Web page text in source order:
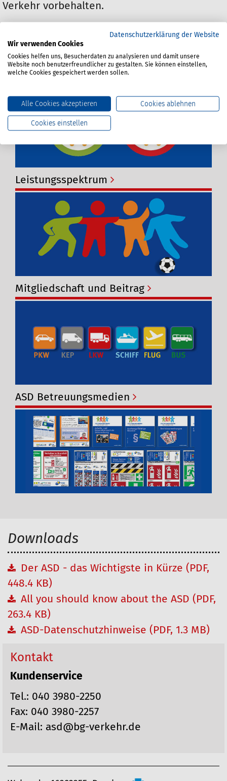
Verkehr vorbehalten.
ASD und seine Partner
Leistungsspektrum
Mitgliedschaft und Beitrag
ASD Betreuungsmedien
Downloads
Der ASD - das Wichtigste in Kürze (PDF,
448.4 KB)
All you should know about the ASD (PDF,
263.4 KB)
ASD-Datenschutzhinweise (PDF, 1.3 MB)
Kontakt
Kundenservice
Tel.: 040 3980-2250
Fax: 040 3980-2257
E-Mail: asd@bg-verkehr.de
Datenschutzerklärung der Website
Wir verwenden Cookies
Cookies helfen uns, Besucherdaten zu analysieren und damit unsere
Website noch benutzerfreundlicher zu gestalten. Sie können einstellen,
welche Cookies gespeichert werden sollen.
Alle Cookies akzeptieren Cookies ablehnen
Cookies einstellen